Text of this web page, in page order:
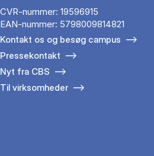
CVR-nummer: 19596915
EAN-nummer: 5798009814821
Kontakt os og besøg campus
Pressekontakt
Nyt fra CBS
Til virksomheder